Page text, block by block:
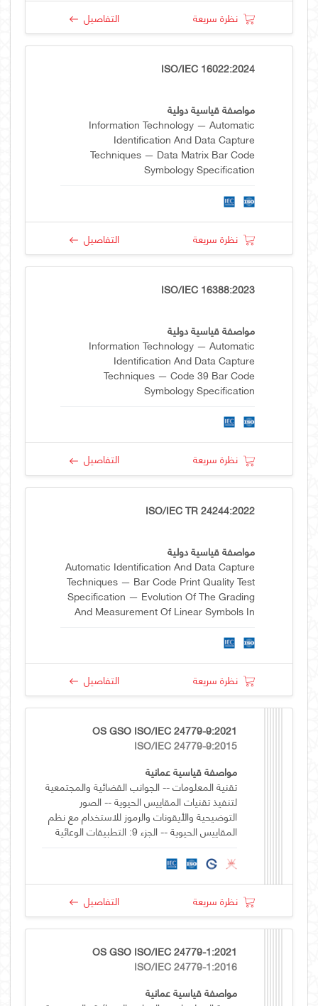
نظرة سريعة التفاصيل
ISO/IEC 16022:2024
مواصفة قياسية دولية
Information Technology — Automatic
Identification And Data Capture
Techniques — Data Matrix Bar Code
Symbology Specification
نظرة سريعة التفاصيل
ISO/IEC 16388:2023
مواصفة قياسية دولية
Information Technology — Automatic
Identification And Data Capture
Techniques — Code 39 Bar Code
Symbology Specification
نظرة سريعة التفاصيل
ISO/IEC TR 24244:2022
مواصفة قياسية دولية
Automatic Identification And Data Capture
Techniques — Bar Code Print Quality Test
Specification — Evolution Of The Grading
And Measurement Of Linear Symbols In
نظرة سريعة التفاصيل
OS GSO ISO/IEC 24779-9:2021
ISO/IEC 24779-9:2015
مواصفة قياسية عمانية
تقنية المعلومات -- الجوانب القضائية والمجتمعية
لتنفيذ تقنيات المقاييس الحيوية -- الصور
التوضيحية والأيقونات والرموز للاستخدام مع نظم
المقاييس الحيوية -- الجزء 9: التطبيقات الوعائية
نظرة سريعة التفاصيل
OS GSO ISO/IEC 24779-1:2021
ISO/IEC 24779-1:2016
مواصفة قياسية عمانية